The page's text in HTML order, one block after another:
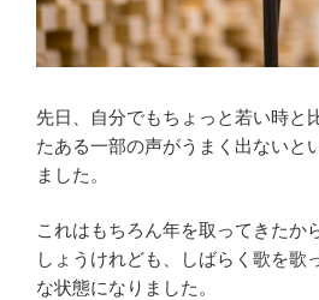
先日、自分でもちょっと若い時と
たある一部の声がうまく出ないと
ました。
これはもちろん年を取ってきたか
しょうけれども、しばらく歌を歌
な状態になりました。